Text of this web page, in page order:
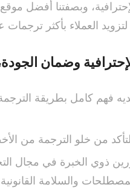
وبصفتنا أفضل
العملاء بأكثر ترجمات
وضمان
لديه فهم كامل بطريقة
من خلو الترجمة من
ذوي الخبرة في مجال
والسلامة